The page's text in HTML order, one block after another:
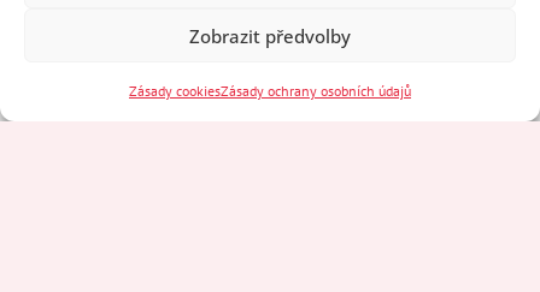
Zobrazit předvolby
Zásady cookiesZásady ochrany osobních údajů